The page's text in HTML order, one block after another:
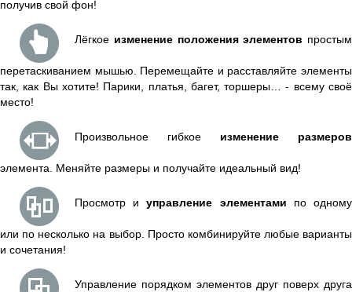
получив свой фон!
Лёгкое изменение положения элементов простым
перетаскиванием мышью. Перемещайте и расставляйте элементы
так, как Вы хотите! Парики, платья, багет, торшеры… - всему своё
место!
Произвольное гибкое изменение размеров
элемента. Меняйте размеры и получайте идеальный вид!
Просмотр иуправление элементами по одному
или по несколько на выбор. Просто комбинируйте любые варианты
и сочетания!
Управление порядком элементов друг поверх друга